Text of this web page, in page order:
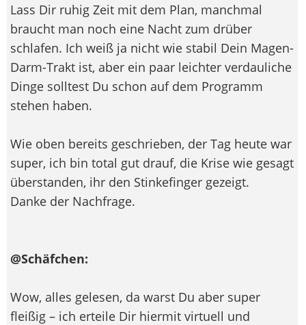
Lass Dir ruhig Zeit mit dem Plan, manchmal
braucht man noch eine Nacht zum drüber
schlafen. Ich weiß ja nicht wie stabil Dein Magen-
Darm-Trakt ist, aber ein paar leichter verdauliche
Dinge solltest Du schon auf dem Programm
stehen haben.
Wie oben bereits geschrieben, der Tag heute war
super, ich bin total gut drauf, die Krise wie gesagt
überstanden, ihr den Stinkefinger gezeigt.
Danke der Nachfrage.
@Schäfchen:
Wow, alles gelesen, da warst Du aber super
fleißig – ich erteile Dir hiermit virtuell und